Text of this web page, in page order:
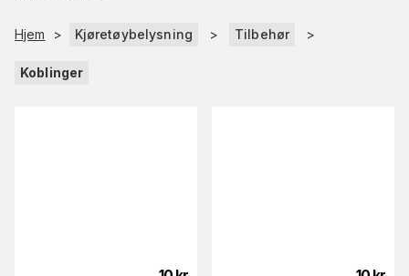
Hjem > Kjøretøybelysning > Tilbehør >
Koblinger